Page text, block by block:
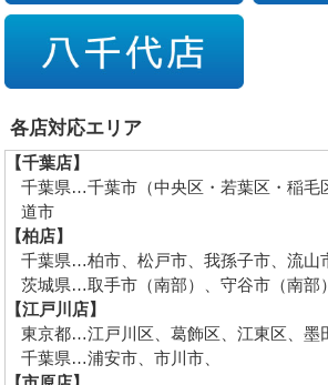
各店対応エリア
【千葉店】
千葉県…千葉市（中央区・若葉区・稲毛
道市
【柏店】
千葉県…柏市、松戸市、我孫子市、流山
茨城県…取手市（南部）、守谷市（南部）
【江戸川店】
東京都…江戸川区、葛飾区、江東区、墨
千葉県…浦安市、市川市、